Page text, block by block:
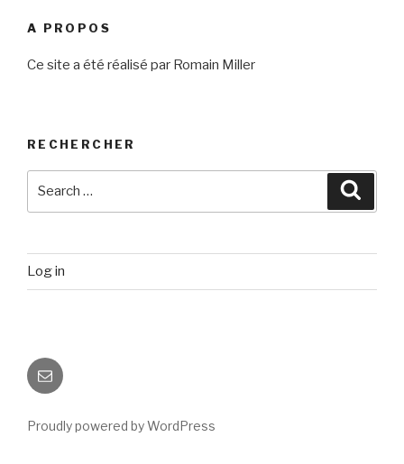
A PROPOS
Ce site a été réalisé par Romain Miller
RECHERCHER
Log in
Email
Proudly powered by WordPress